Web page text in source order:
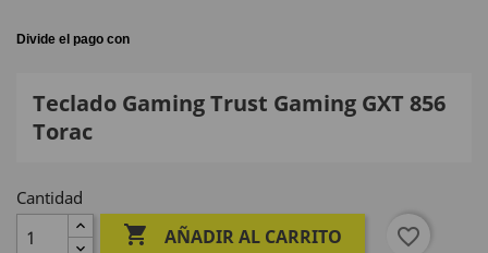
Teclado Gaming Trust Gaming GXT 856
Torac
Cantidad
 AÑADIR AL CARRITO favorite_border